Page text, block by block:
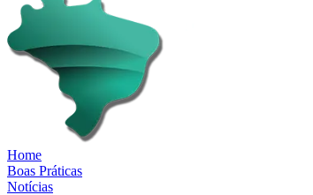
Home
Boas Práticas
Notícias